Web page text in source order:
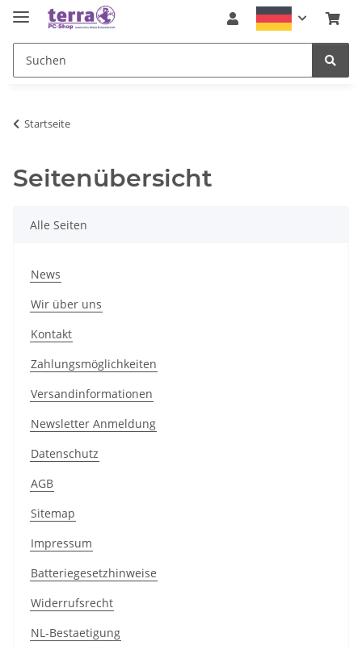
Startseite
Seitenübersicht
Alle Seiten
News
Wir über uns
Kontakt
Zahlungsmöglichkeiten
Versandinformationen
Newsletter Anmeldung
Datenschutz
AGB
Sitemap
Impressum
Batteriegesetzhinweise
Widerrufsrecht
NL-Bestaetigung